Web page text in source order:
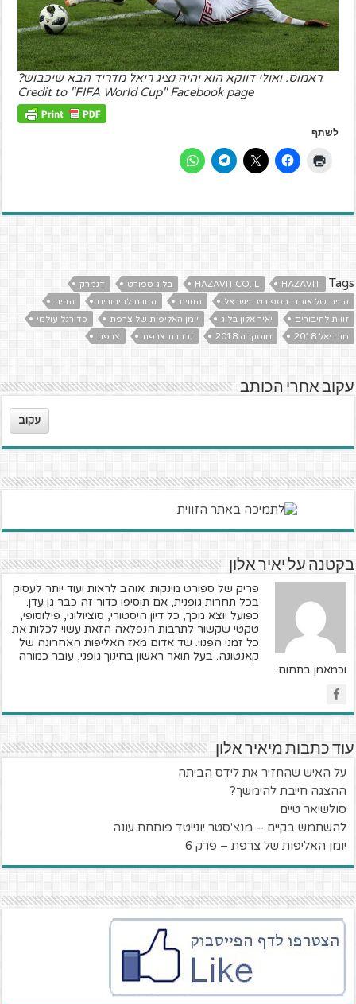
ראמוס. ואולי דווקא הוא יהיה נציג ריאל מדריד הבא שיכבוש?
Credit to "FIFA World Cup" Facebook page
לשתף
Tags
HAZAVIT
HAZAVIT.CO.IL בלוג ספורט
דנמרק
הבית של אוהדי הספורט בישראל
הזווית הזווית לחיבורים
הזוית
זווית לחיבורים
יאיר אלון בלוג יומן האליפות של צרפת
כדורגל עולמי
מונדיאל 2018
מוסקבה 2018 נבחרת צרפת צרפת
עקוב אחרי הכותב
עקוב
בקטנה על יאיר אלון
פריק של ספורט מינקות. אוהב לראות ועוד יותר לעסוק
בכל תחרות גופנית, אם תוסיפו כדור זה כבר גן עדן.
כפועל יוצא מכך, כל דיון היסטורי, סוציולוגי, פילוסופי,
טקטי שקשור לתרבות הנפלאה הזאת עשוי לכלות את
כל זמני הפנוי. שד אדום מאז האליפות האחרונה של
קאנטונה. בעל תואר ראשון בחינוך גופני, עובר כמורה
וכמאמן בתחום.
עוד כתבות מיאיר אלון
על האיש שהחזיר את לידס הביתה
ההצגה חייבת להימשך?
סולשיאר טיים
להשתמש בקיים – מנצ'סטר יונייטד פותחת עונה
יומן האליפות של צרפת – פרק 6